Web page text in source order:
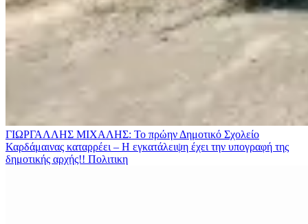
ΓΙΩΡΓΑΛΛΗΣ ΜΙΧΑΛΗΣ: Το πρώην Δημοτικό Σχολείο
Καρδάμαινας καταρρέει – Η εγκατάλειψη έχει την υπογραφή της
δημοτικής αρχής!! Πολιτικη